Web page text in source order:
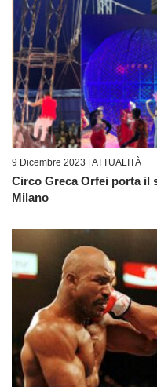
9 Dicembre 2023 | ATTUALITÀ
Circo Greca Orfei porta il
Milano